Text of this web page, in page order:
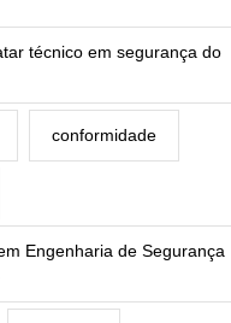
técnico em segurança do
conformidade
Engenharia de Segurança